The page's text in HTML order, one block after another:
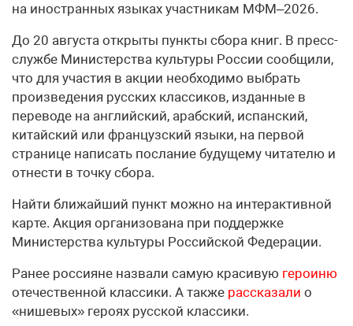
на иностранных языках участникам МФМ–2026.
До 20 августа открыты пункты сбора книг. В пресс-
службе Министерства культуры России сообщили,
что для участия в акции необходимо выбрать
произведения русских классиков, изданные в
переводе на английский, арабский, испанский,
китайский или французский языки, на первой
странице написать послание будущему читателю и
отнести в точку сбора.
Найти ближайший пункт можно на интерактивной
карте. Акция организована при поддержке
Министерства культуры Российской Федерации.
Ранее россияне назвали самую красивую героиню
отечественной классики. А также рассказали о
«нишевых» героях русской классики.